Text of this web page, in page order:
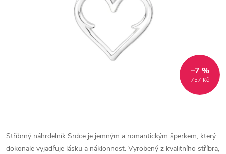
757 Kč
–7 %
Stříbrný náhrdelník Srdce je jemným a romantickým šperkem, který
dokonale vyjadřuje lásku a náklonnost. Vyrobený z kvalitního stříbra,